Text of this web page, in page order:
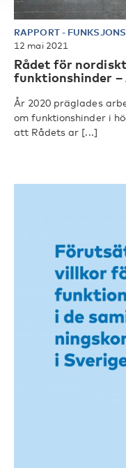
RAPPORT-
12 mai 2021
Rådet för
funktionshinder
År 2020 präglades
om funktionshinder i
att Rådets ar [...]